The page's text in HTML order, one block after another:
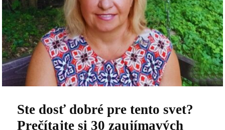
Ste dosť dobré pre tento svet?
Prečítajte si 30 zaujímavých